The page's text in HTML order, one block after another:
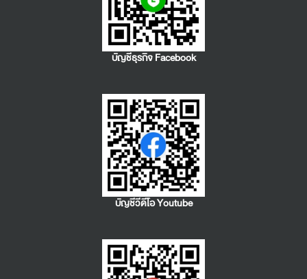
บัญชีธุรกิจ Facebook
บัญชีวีดีโอ Youtube